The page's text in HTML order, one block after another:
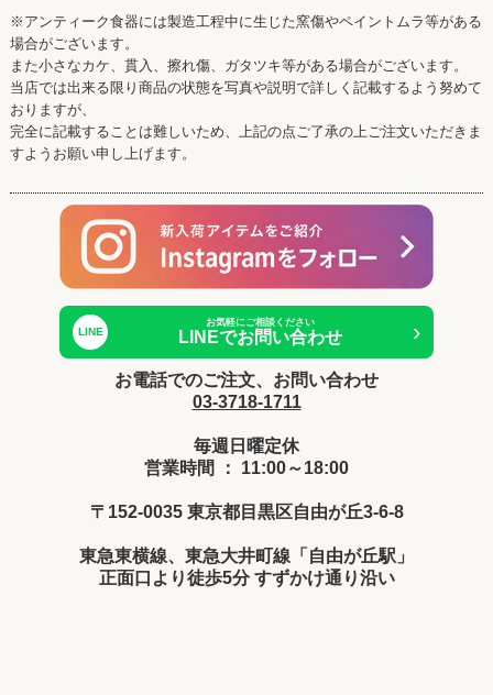
※アンティーク食器には製造工程中に生じた窯傷やペイントムラ等がある
場合がございます。
また小さなカケ、貫入、擦れ傷、ガタツキ等がある場合がございます。
当店では出来る限り商品の状態を写真や説明で詳しく記載するよう努めて
おりますが、
完全に記載することは難しいため、上記の点ご了承の上ご注文いただきま
すようお願い申し上げます。
LINE
お気軽にご相談ください
LINEでお問い合わせ ›
お電話でのご注文、お問い合わせ
03-3718-1711
毎週日曜定休
営業時間 ： 11:00～18:00
〒152-0035 東京都目黒区自由が丘3-6-8
東急東横線、東急大井町線「自由が丘駅」
正面口より徒歩5分 すずかけ通り沿い